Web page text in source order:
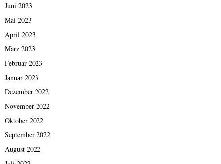
Juni 2023
Mai 2023
April 2023
März 2023
Februar 2023
Januar 2023
Dezember 2022
November 2022
Oktober 2022
September 2022
August 2022